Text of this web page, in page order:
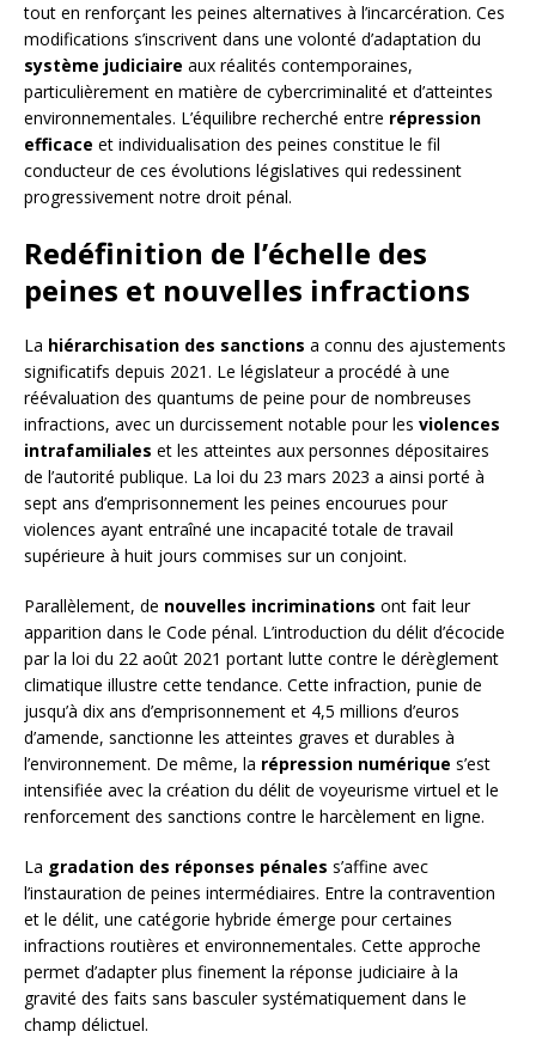
tout en renforçant les peines alternatives à l’incarcération. Ces
modifications s’inscrivent dans une volonté d’adaptation du
système judiciaire aux réalités contemporaines,
particulièrement en matière de cybercriminalité et d’atteintes
environnementales. L’équilibre recherché entre répression
efficace et individualisation des peines constitue le fil
conducteur de ces évolutions législatives qui redessinent
progressivement notre droit pénal.
Redéfinition de l’échelle des
peines et nouvelles infractions
La hiérarchisation des sanctions a connu des ajustements
significatifs depuis 2021. Le législateur a procédé à une
réévaluation des quantums de peine pour de nombreuses
infractions, avec un durcissement notable pour les violences
intrafamiliales et les atteintes aux personnes dépositaires
de l’autorité publique. La loi du 23 mars 2023 a ainsi porté à
sept ans d’emprisonnement les peines encourues pour
violences ayant entraîné une incapacité totale de travail
supérieure à huit jours commises sur un conjoint.
Parallèlement, de nouvelles incriminations ont fait leur
apparition dans le Code pénal. L’introduction du délit d’écocide
par la loi du 22 août 2021 portant lutte contre le dérèglement
climatique illustre cette tendance. Cette infraction, punie de
jusqu’à dix ans d’emprisonnement et 4,5 millions d’euros
d’amende, sanctionne les atteintes graves et durables à
l’environnement. De même, la répression numérique s’est
intensifiée avec la création du délit de voyeurisme virtuel et le
renforcement des sanctions contre le harcèlement en ligne.
La gradation des réponses pénales s’affine avec
l’instauration de peines intermédiaires. Entre la contravention
et le délit, une catégorie hybride émerge pour certaines
infractions routières et environnementales. Cette approche
permet d’adapter plus finement la réponse judiciaire à la
gravité des faits sans basculer systématiquement dans le
champ délictuel.